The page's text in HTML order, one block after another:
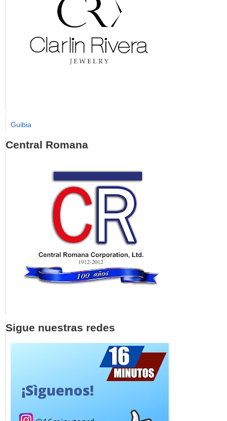
Guibia
Central Romana
Sigue nuestras redes